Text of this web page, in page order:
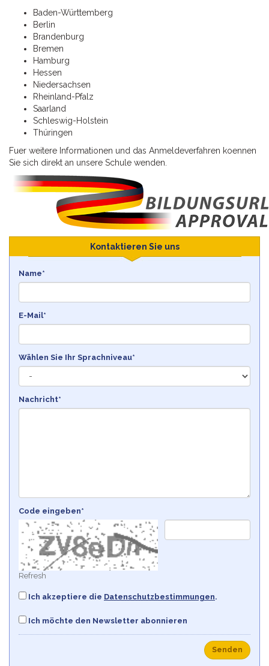
Baden-Württemberg
Berlin
Brandenburg
Bremen
Hamburg
Hessen
Niedersachsen
Rheinland-Pfalz
Saarland
Schleswig-Holstein
Thüringen
Fuer weitere Informationen und das Anmeldeverfahren koennen
Sie sich direkt an unsere Schule wenden.
Kontaktieren Sie uns
Name*
E-Mail*
Wählen Sie Ihr Sprachniveau*
Nachricht*
Code eingeben*
Refresh
Ich akzeptiere die Datenschutzbestimmungen.
Ich möchte den Newsletter abonnieren
Senden